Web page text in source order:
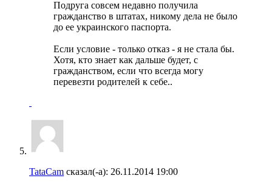
Подруга совсем недавно получила
гражданство в штатах, никому дела не было
до ее украинского паспорта.
Если условие - только отказ - я не стала бы.
Хотя, кто знает как дальше будет, с
гражданством, если что всегда могу
перевезти родителей к себе..
TataCam сказал(-а): 26.11.2014 19:00